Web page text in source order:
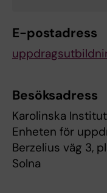
E-postadress
Besöksadress
Karolinska
Enheten för
Berzelius väg 3,
Solna